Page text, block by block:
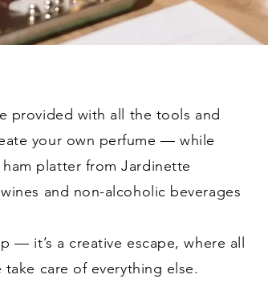
provided with all the tools and
your own perfume — while
platter from Jardinette
and non-alcoholic beverages
— it’s a creative escape, where all
care of everything else.